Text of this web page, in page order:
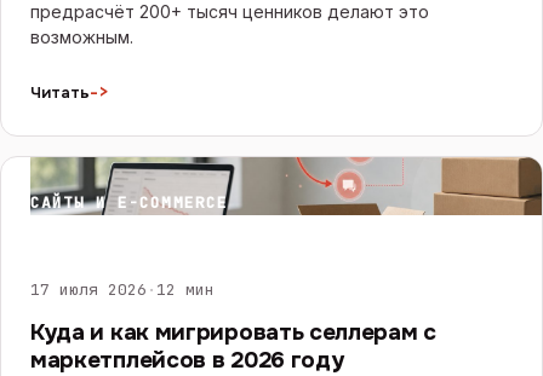
предрасчёт 200+ тысяч ценников делают это
возможным.
Читать->
САЙТЫ И E-COMMERCE
17 июля 2026 · 12 мин
Куда и как мигрировать селлерам с
маркетплейсов в 2026 году